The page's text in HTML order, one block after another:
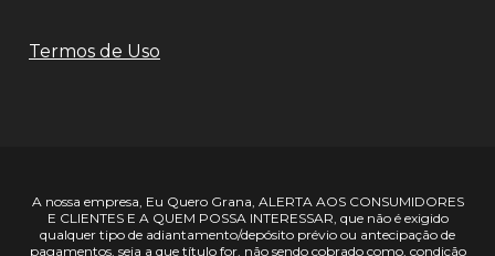
Termos de Uso
A nossa empresa, Eu Quero Grana, ALERTA AOS CONSUMIDORES
E CLIENTES E A QUEM POSSA INTERESSAR, que não é exigido
qualquer tipo de adiantamento/depósito prévio ou antecipação de
pagamentos, seja a que título for, não sendo cobrado como, condição